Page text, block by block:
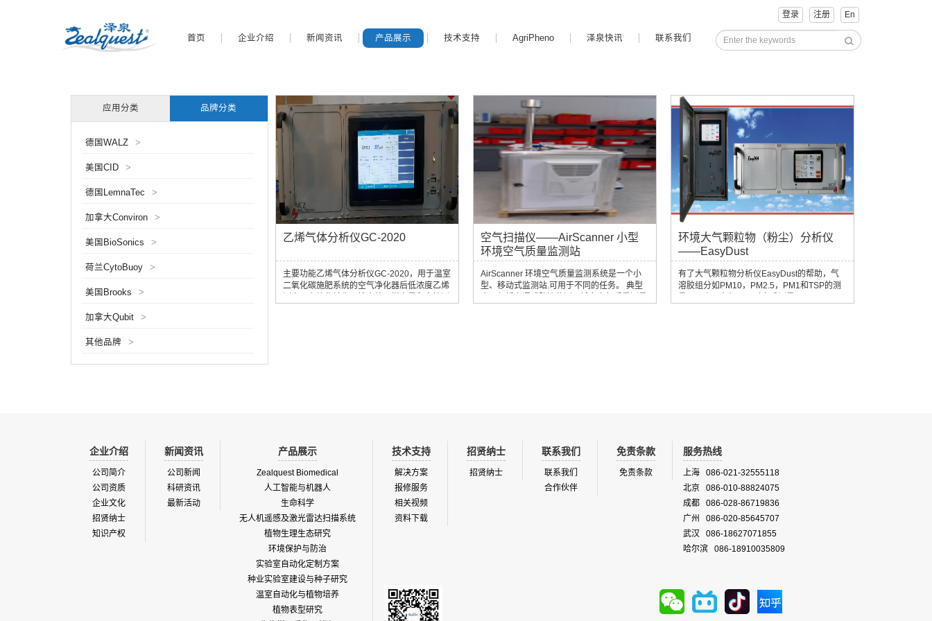
登录 注册 En
首页 企业介绍 新闻资讯 产品展示 技术支持 AgriPheno 泽泉快讯 联系我们
应用分类 品牌分类
德国WALZ >
美国CID >
德国LemnaTec >
加拿大Conviron >
美国BioSonics >
荷兰CytoBuoy >
美国Brooks >
加拿大Qubit >
其他品牌 >
乙烯气体分析仪GC-2020
主要功能乙烯气体分析仪GC-2020，用于温室
二氧化碳施肥系统的空气净化器后低浓度乙烯
空气扫描仪——AirScanner 小型
环境空气质量监测站
AirScanner 环境空气质量监测系统是一个小
型、移动式监测站.可用于不同的任务。 典型
环境大气颗粒物（粉尘）分析仪
——EasyDust
有了大气颗粒物分析仪EasyDust的帮助，气
溶胶组分如PM10，PM2.5，PM1和TSP的测
企业介绍
公司简介
公司资质
企业文化
招贤纳士
知识产权
新闻资讯
公司新闻
科研资讯
最新活动
产品展示
Zealquest Biomedical
人工智能与机器人
生命科学
无人机遥感及激光雷达扫描系统
植物生理生态研究
环境保护与防治
实验室自动化定制方案
种业实验室建设与种子研究
温室自动化与植物培养
植物表型研究
技术支持
解决方案
报修服务
相关视频
资料下载
招贤纳士
招贤纳士
联系我们
联系我们
合作伙伴
免责条款
免责条款
服务热线
上海 086-021-32555118
北京 086-010-88824075
成都 086-028-86719836
广州 086-020-85645707
武汉 086-18627071855
哈尔滨 086-18910035809